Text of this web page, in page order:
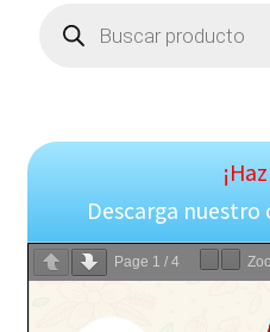
search
Descarga
Page 1 / 4